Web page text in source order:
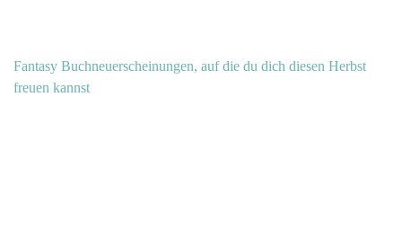
Fantasy Buchneuerscheinungen, auf die du dich diesen Herbst
freuen kannst